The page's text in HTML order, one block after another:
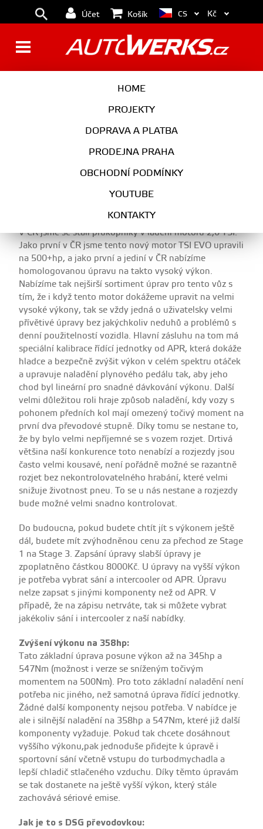
Účet Košík
HOME
PROJEKTY
DOPRAVA A PLATBA
PRODEJNA PRAHA
OBCHODNÍ PODMÍNKY
YOUTUBE
KONTAKTY
CS Kč
CUPRA LEON HATCHBACK
245HP STAGE 1-2
Zvýšení výkonu Cupra Leon Hatchback
V ČR jsme se stali průkopníky v ladění motoru 2,0 TSI.
Jako první v ČR jsme tento nový motor TSI EVO upravili
na 500+hp, a jako první a jediní v ČR nabízíme
homologovanou úpravu na takto vysoký výkon.
Nabízíme tak nejširší sortiment úprav pro tento vůz s
tím, že i když tento motor dokážeme upravit na velmi
vysoké výkony, tak se vždy jedná o uživatelsky velmi
přívětivé úpravy bez jakýchkoliv neduhů a problémů s
denní použitelností vozidla. Hlavní zásluhu na tom má
speciální kalibrace řídící jednotky od APR, která dokáže
hladce a bezpečně zvýšit výkon v celém spektru otáček
a upravuje naladění plynového pedálu tak, aby jeho
chod byl lineární pro snadné dávkování výkonu. Další
velmi důležitou roli hraje způsob naladění, kdy vozy s
pohonem předních kol mají omezený točivý moment na
první dva převodové stupně. Díky tomu se nestane to,
že by bylo velmi nepříjemné se s vozem rozjet. Drtivá
většina naší konkurence toto nenabízí a rozjezdy jsou
často velmi kousavé, není pořádně možné se razantně
rozjet bez nekontrolovatelného hrabání, které velmi
snižuje životnost pneu. To se u nás nestane a rozjezdy
bude možné velmi snadno kontrolovat.
Do budoucna, pokud budete chtít jít s výkonem ještě
dál, budete mít zvýhodněnou cenu za přechod ze Stage
1 na Stage 3. Zapsání úpravy slabší úpravy je
zpoplatněno částkou 8000Kč. U úpravy na vyšší výkon
je potřeba vybrat sání a intercooler od APR. Úpravu
nelze zapsat s jinými komponenty než od APR. V
případě, že na zápisu netrváte, tak si můžete vybrat
jakékoliv sání i intercooler z naší nabídky.
Zvýšení výkonu na 358hp:
Tato základní úprava posune výkon až na 345hp a
547Nm (možnost i verze se sníženým točivým
momentem na 500Nm). Pro toto základní naladění není
potřeba nic jiného, než samotná úprava řídící jednotky.
Žádné další komponenty nejsou potřeba.V nabídce je
ale i silnější naladění na 358hp a 547Nm, které již další
komponenty vyžaduje. Pokud tak chcete dosáhnout
vyššího výkonu,pak jednoduše přidejte k úpravě i
sportovní sání včetně vstupu do turbodmychadla a
lepší chladič stlačeného vzduchu. Díky těmto úpravám
se tak dostanete na ještě vyšší výkon, který stále
zachovává sériové emise.
Jak je to s DSG převodovkou: